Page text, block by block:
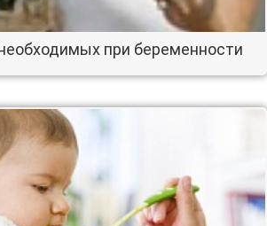
при беременности